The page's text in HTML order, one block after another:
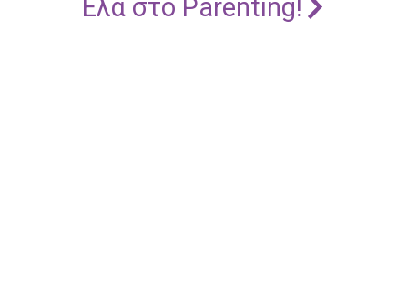
Έλα στο Parenting!